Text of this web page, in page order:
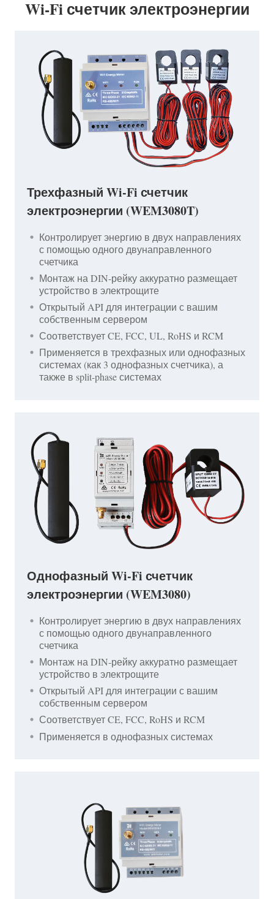
Wi-Fi счетчик электроэнергии
Трехфазный Wi-Fi счетчик
электроэнергии (WEM3080T)
Контролирует энергию в двух направлениях
с помощью одного двунаправленного
счетчика
Монтаж на DIN-рейку аккуратно размещает
устройство в электрощите
Открытый API для интеграции с вашим
собственным сервером
Соответствует CE, FCC, UL, RoHS и RCM
Применяется в трехфазных или однофазных
системах (как 3 однофазных счетчика), а
также в split-phase системах
Однофазный Wi-Fi счетчик
электроэнергии (WEM3080)
Контролирует энергию в двух направлениях
с помощью одного двунаправленного
счетчика
Монтаж на DIN-рейку аккуратно размещает
устройство в электрощите
Открытый API для интеграции с вашим
собственным сервером
Соответствует CE, FCC, RoHS и RCM
Применяется в однофазных системах